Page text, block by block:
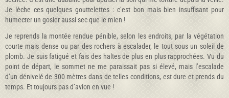
Je lèche ces quelques gouttelettes : c’est bon mais bien insuffisant pour
humecter un gosier aussi sec que le mien !
Je reprends la montée rendue pénible, selon les endroits, par la végétation
courte mais dense ou par des rochers à escalader, le tout sous un soleil de
plomb. Je suis fatigué et fais des haltes de plus en plus rapprochées. Vu du
point de départ, le sommet ne me paraissait pas si élevé, mais l’escalade
d’un dénivelé de 300 mètres dans de telles conditions, est dure et prends du
temps. Et toujours pas d’avion en vue !